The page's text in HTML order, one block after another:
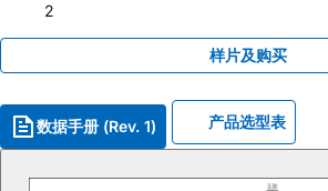
2
样片及购买
数据手册 (Rev. 1) 产品选型表